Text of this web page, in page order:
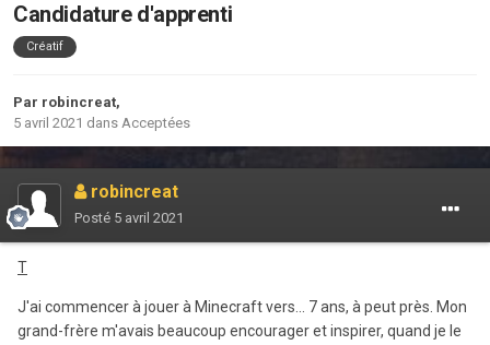
Candidature d'apprenti
Créatif
Par robincreat,
5 avril 2021 dans Acceptées
robincreat
Posté 5 avril 2021
T
J'ai commencer à jouer à Minecraft vers... 7 ans, à peut près. Mon
grand-frère m'avais beaucoup encourager et inspirer, quand je le